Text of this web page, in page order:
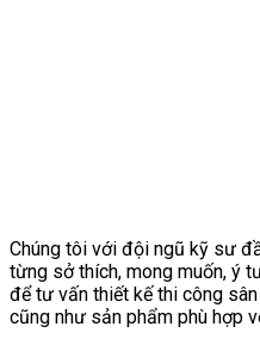
Chúng tôi với đội ngũ kỹ sư
từng sở thích, mong muốn, ý
để tư vấn thiết kế thi công
cũng như sản phẩm phù hợp